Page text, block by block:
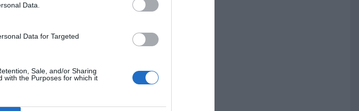
Data.
Data for Targeted
Sale, and/or Sharing
with the Purposes for which it
på 1 000 kronor.